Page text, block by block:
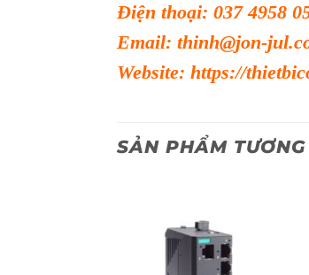
Điện thoại: 037 4958
Email: thinh@jon-
Website: https://
SẢN PHẨM